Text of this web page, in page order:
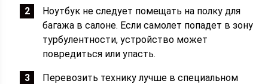
Ноутбук не следует помещать на полку для
багажа в салоне. Если самолет попадет в зону
турбулентности, устройство может
повредиться или упасть.
Перевозить технику лучше в специальном